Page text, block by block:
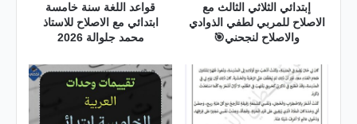
إبتدائي الثلاثي الثالث مع
الاصلاح للمربي لطفي الذوادي
والاصلاح لنجحني🎯
قواعد اللغة سنة خامسة
ابتدائي مع الاصلاح للاستاذ
محمد جلوالة 2026